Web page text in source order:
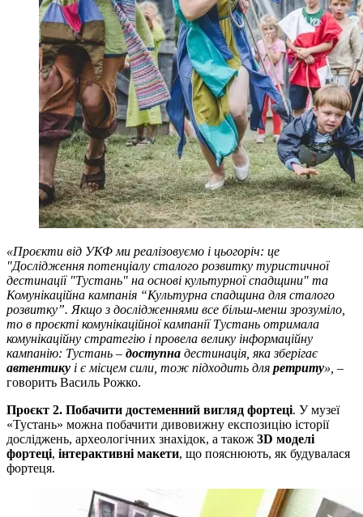
«Проєкти від УКФ ми реалізовуємо і цьогоріч: це
"Дослідження потенціалу сталого розвитку туристичної
дестинації "Тустань" на основі культурної спадщини" та
Комунікаційна кампанія “Культурна спадщина для сталого
розвитку”. Якщо з дослідженнями все більш-менш зрозуміло,
то в проєкті комунікаційної кампанії Тустань отримала
комунікаційну стратегію і провела велику інформаційну
кампанію: Тустань – доступна дестинація, яка зберігає
автентику і є місцем сили, тож підходить для ретриту», –
говорить Василь Рожко.
Проєкт 2. Побачити достеменний вигляд фортеці. У музеї
«Тустань» можна побачити дивовижну експозицію історії
досліджень, археологічних знахідок, а також 3D моделі
фортеці, інтерактивні макети, що пояснюють, як будувалася
фортеця.